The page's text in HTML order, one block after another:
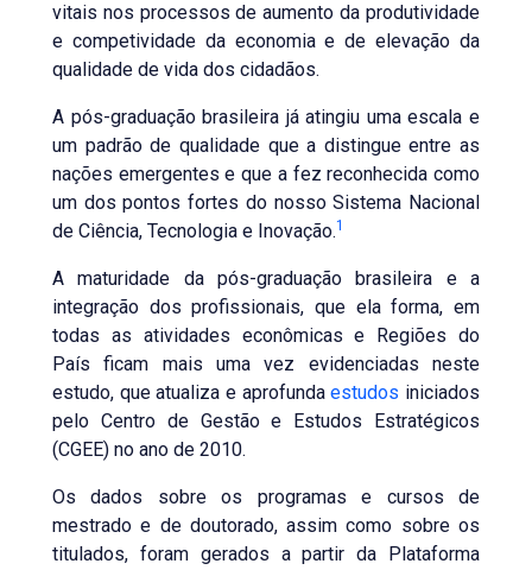
vitais nos processos de aumento da produtividade
e competividade da economia e de elevação da
qualidade de vida dos cidadãos.
A pós-graduação brasileira já atingiu uma escala e
um padrão de qualidade que a distingue entre as
nações emergentes e que a fez reconhecida como
um dos pontos fortes do nosso Sistema Nacional
de Ciência, Tecnologia e Inovação.1
A maturidade da pós-graduação brasileira e a
integração dos profissionais, que ela forma, em
todas as atividades econômicas e Regiões do
País ficam mais uma vez evidenciadas neste
estudo, que atualiza e aprofundaestudos iniciados
pelo Centro de Gestão e Estudos Estratégicos
(CGEE) no ano de 2010.
Os dados sobre os programas e cursos de
mestrado e de doutorado, assim como sobre os
titulados, foram gerados a partir da Plataforma